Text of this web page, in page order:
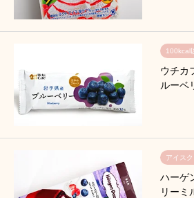
100kcal
ウチカ
ルーベ
アイス
ハーゲ
リーミ